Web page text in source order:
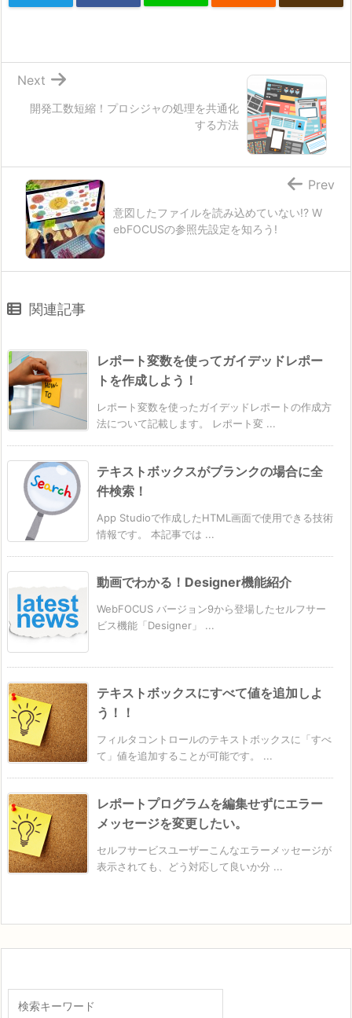
開発工数短縮！プロシジャの処理を共通化
する方法
Next
意図したファイルを読み込めていない!? W
ebFOCUSの参照先設定を知ろう!
Prev
関連記事
レポート変数を使ってガイデッドレポー
トを作成しよう！
レポート変数を使ったガイデッドレポートの作成方
法について記載します。 レポート変 ...
テキストボックスがブランクの場合に全
件検索！
App Studioで作成したHTML画面で使用できる技術
情報です。 本記事では ...
動画でわかる！Designer機能紹介
WebFOCUS バージョン9から登場したセルフサー
ビス機能「Designer」 ...
テキストボックスにすべて値を追加しよ
う！！
フィルタコントロールのテキストボックスに「すべ
て」値を追加することが可能です。 ...
レポートプログラムを編集せずにエラー
メッセージを変更したい。
セルフサービスユーザーこんなエラーメッセージが
表示されても、どう対応して良いか分 ...